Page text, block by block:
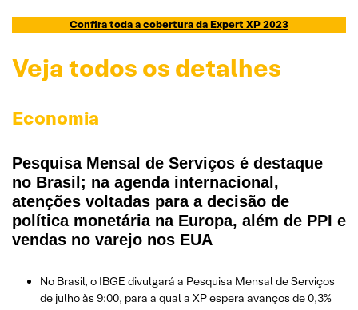
Confira toda a cobertura da Expert XP 2023
Veja todos os detalhes
Economia
Pesquisa Mensal de Serviços é destaque
no Brasil; na agenda internacional,
atenções voltadas para a decisão de
política monetária na Europa, além de PPI e
vendas no varejo nos EUA
No Brasil, o IBGE divulgará a Pesquisa Mensal de Serviços
de julho às 9:00, para a qual a XP espera avanços de 0,3%